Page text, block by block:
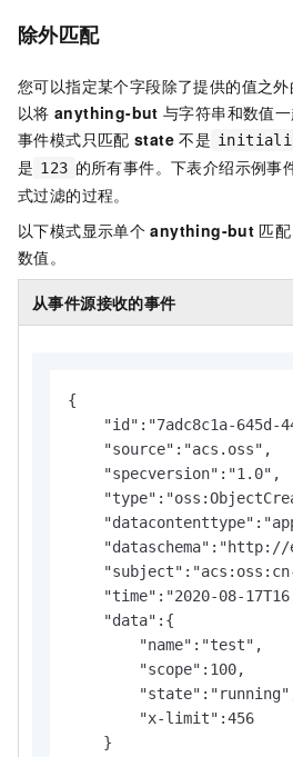
除外匹配
您可以指定某个字段除了提供的值之
以将 anything-but 与字符串和数值
事件模式只匹配 state 不是
是 123 的所有事件。下表介绍示例事
式过滤的过程。
以下模式显示单个 anything-but 匹
数值。
从事件源接收的事件
{
"id":"7adc8c1a-645d-
    "source":"acs.oss",
    "specversion":"1.0",
"dataschema":"http://
"time":"2020-08-
    "data":{
        "name":"test",
        "scope":100,
        "x-limit":456
    }